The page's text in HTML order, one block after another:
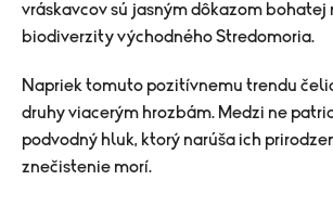
vráskavcov sú jasným dôkazom bohatej
biodiverzity východného Stredomoria.
Napriek tomuto pozitívnemu trendu
druhy viacerým hrozbám. Medzi ne
podvodný hluk, ktorý narúša ich
znečistenie morí.